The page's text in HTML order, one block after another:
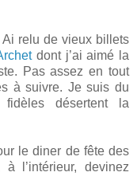
Ai relu de vieux billets
dont j’ai aimé la
Pas assez en tout
à suivre. Je suis du
désertent la
le diner de fête des
l’intérieur, devinez